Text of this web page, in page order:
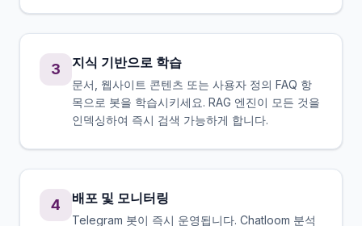
3 지식 기반으로 학습
문서, 웹사이트 콘텐츠 또는 사용자 정의 FAQ 항
목으로 봇을 학습시키세요. RAG 엔진이 모든 것을
인덱싱하여 즉시 검색 가능하게 합니다.
4 배포 및 모니터링
Telegram 봇이 즉시 운영됩니다. Chatloom 분석